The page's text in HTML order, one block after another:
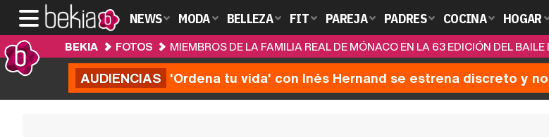
NEWS MODA BELLEZA FIT PAREJA PADRES COCINA HOGAR
BEKIA FOTOS MIEMBROS DE LA FAMILIA REAL DE MÓNACO EN LA 63 EDICIÓN DEL BAILE
AUDIENCIAS 'Ordena tu vida' con Inés Hernand se estrena discreto y